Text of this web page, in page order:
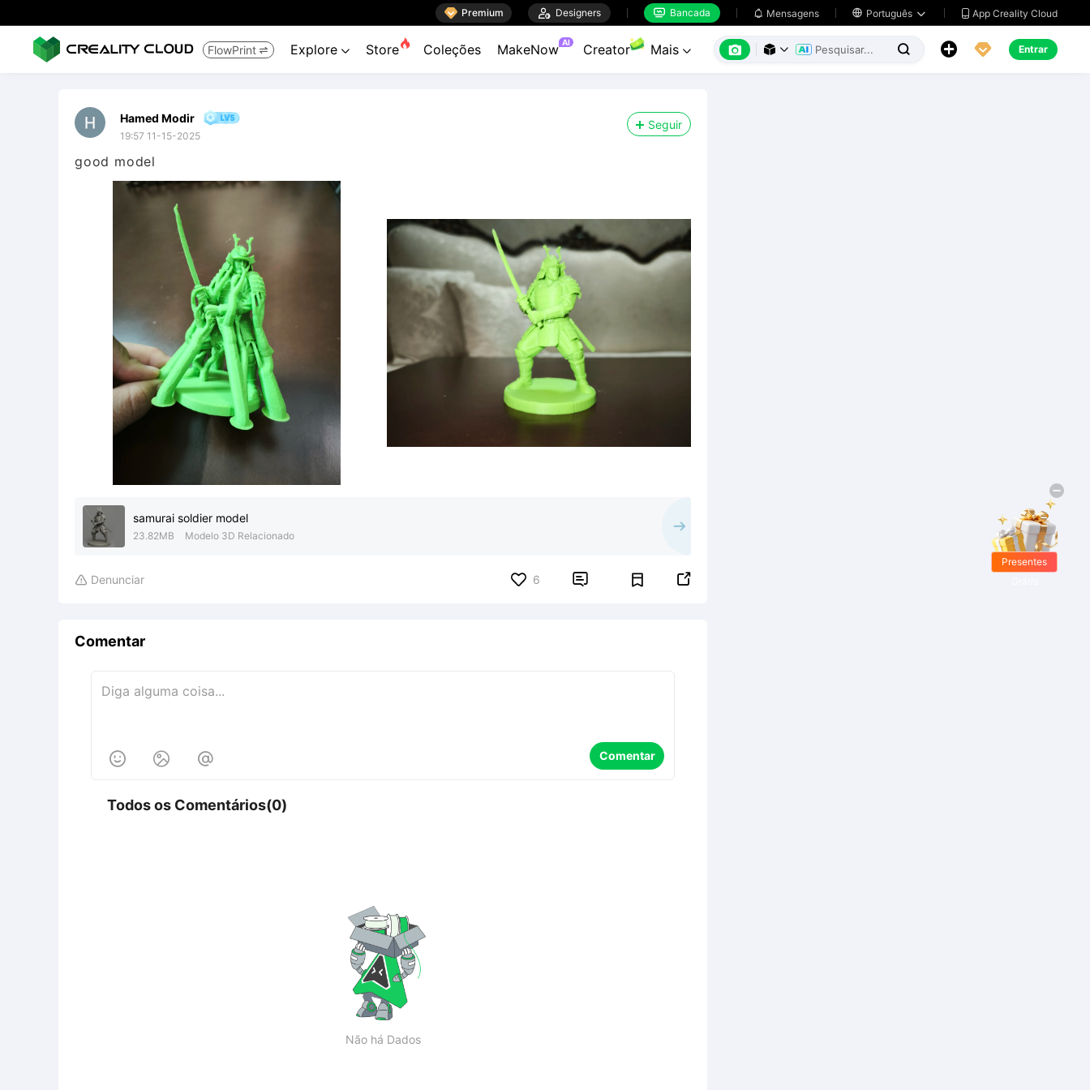
 Premium  Designers  Bancada  Mensagens  Português   App Creality Cloud
FlowPrint  Explore  Store Coleções MakeNow AI Creator Mais        Entrar
Hamed Modir
19:57 11-15-2025
Seguir
good model
samurai soldier model
23.82MB Modelo 3D Relacionado
 Denunciar 6  
Comentar
   Comentar
Todos os Comentários(0)
Não há Dados
Presentes